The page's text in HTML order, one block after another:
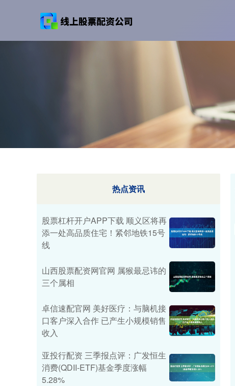
热点资讯
股票杠杆开户APP下载 顺义区将再
添一处高品质住宅！紧邻地铁15号
线
山西股票配资网官网 属猴最忌讳的
三个属相
卓信速配官网 美好医疗：与脑机接
口客户深入合作 已产生小规模销售
收入
亚投行配资 三季报点评：广发恒生
消费(QDII-ETF)基金季度涨幅
5.28%